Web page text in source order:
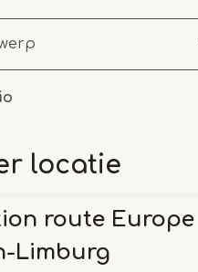
locatie
route
Limburg